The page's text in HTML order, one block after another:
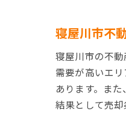
寝屋川市不
寝屋川市の不
需要が高いエ
あります。ま
結果として売